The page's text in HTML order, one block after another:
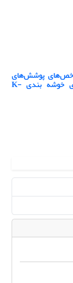
پوشش‌های
گیاهی ماهواره‌ای سنتینل2 و الگوریتم‌های خوشه بندی K-